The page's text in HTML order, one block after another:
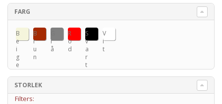
FARG
B
e
i
g
e
B
r
u
n
r
å
R
ö
d
S
v
a
r
t
V
i
t
STORLEK
Filters: